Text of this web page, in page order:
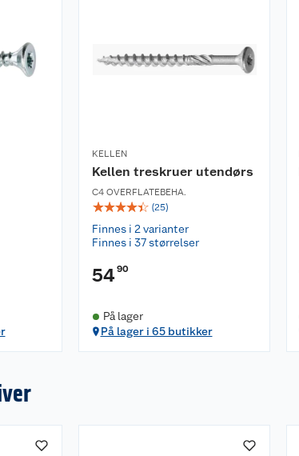
KELLEN
Kellen treskruer utendørs
C4 OVERFLATEBEHA.
☆☆☆☆☆ (25)
Finnes i 2 varianter
Finnes i 37 størrelser
5490
På lager
På lager i 65 butikker